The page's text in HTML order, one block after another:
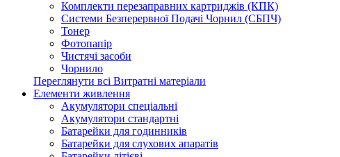
Комплекти перезаправних картриджів (КПК)
Системи Безперервної Подачі Чорнил (СБПЧ)
Тонер
Фотопапір
Чистячі засоби
Чорнило
Переглянути всі Витратні матеріали
Елементи живлення
Акумулятори спеціальні
Акумулятори стандартні
Батарейки для годинників
Батарейки для слухових апаратів